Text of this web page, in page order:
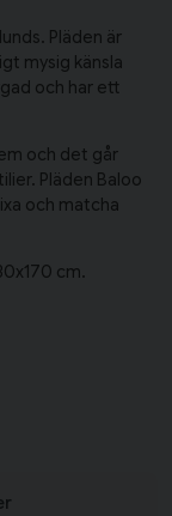
Pläden är
mysig känsla
och har ett
och det går
Pläden Baloo
och matcha
cm.